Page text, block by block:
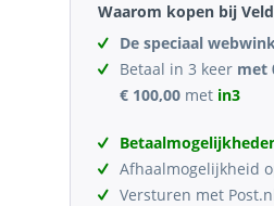
Waarom kopen bij
De speciaal
Betaal in 3 keer met
€ 100,00 met in3
Afhaalmogelijkheid
Versturen met